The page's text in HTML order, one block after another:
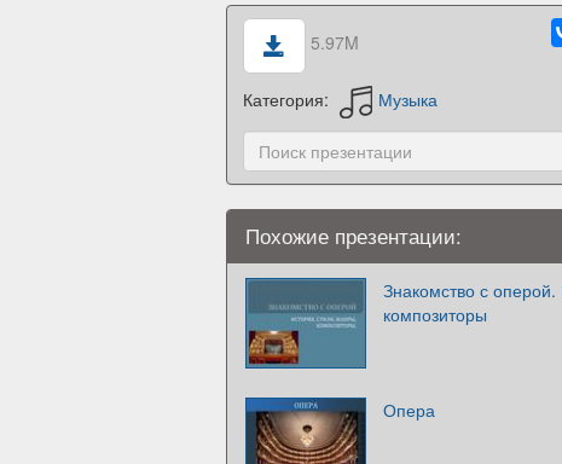
5.97M
Категория: Музыка
Похожие презентации:
Знакомство с
композиторы
Опера